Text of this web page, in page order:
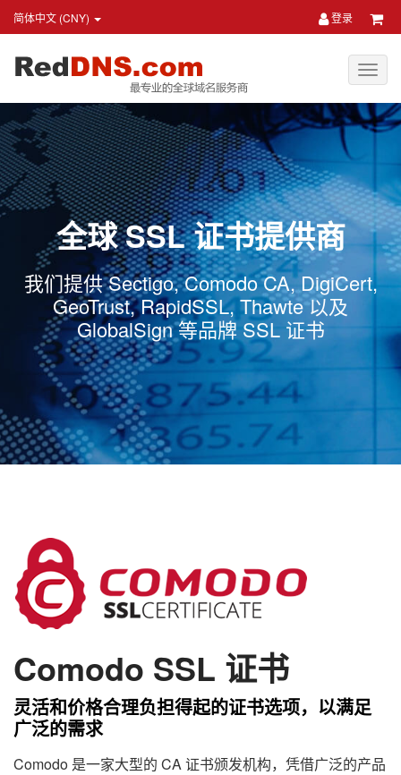
简体中文 (CNY) 登录
全球 SSL 证书提供商
我们提供 Sectigo, Comodo CA, DigiCert,
GeoTrust, RapidSSL, Thawte 以及
GlobalSign 等品牌 SSL 证书
Comodo SSL 证书
灵活和价格合理负担得起的证书选项，以满足
广泛的需求
Comodo 是一家大型的 CA 证书颁发机构，凭借广泛的产品